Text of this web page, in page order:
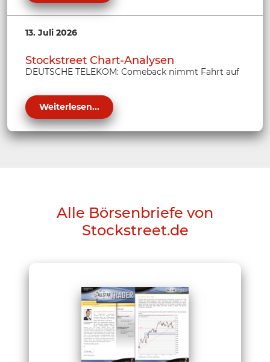
13. Juli 2026
Stockstreet Chart-Analysen
DEUTSCHE TELEKOM: Comeback nimmt Fahrt auf
Weiterlesen...
Alle Börsenbriefe von
Stockstreet.de